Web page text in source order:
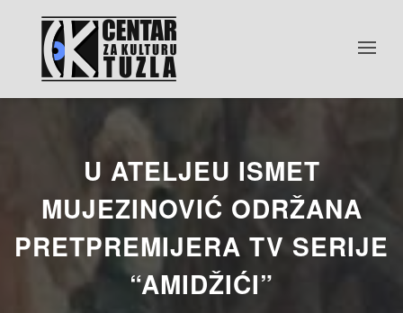
U ATELJEU ISMET
MUJEZINOVIĆ ODRŽANA
PRETPREMIJERA TV SERIJE
“AMIDŽIĆI”